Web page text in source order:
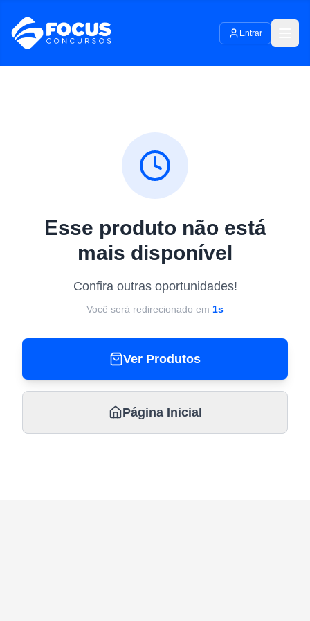
Entrar
Esse produto não está
mais disponível
Confira outras oportunidades!
Você será redirecionado em 1s
Ver Produtos
Página Inicial